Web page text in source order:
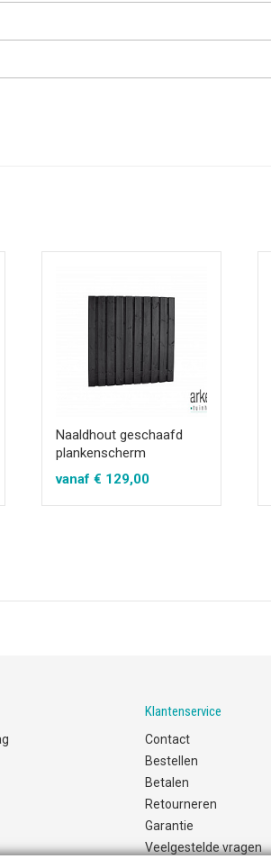
Naaldhout geschaafd
plankenscherm
vanaf € 129,00
Klantenservice
Contact
Bestellen
Betalen
Retourneren
Garantie
Veelgestelde vragen